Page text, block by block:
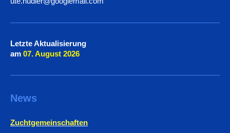
Letzte Aktualisierung
am 07. August 2026
News
Zuchtgemeinschaften